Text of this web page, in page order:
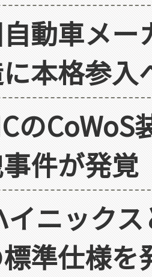
動車メ
本格参入
の
件が発覚
イニック
準仕様を